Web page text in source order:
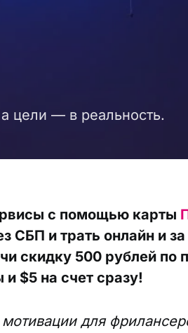
цели — в реальность.
с помощью карты
СБП и трать онлайн и
скидку 500 рублей по
и $5 на счет сразу!
для